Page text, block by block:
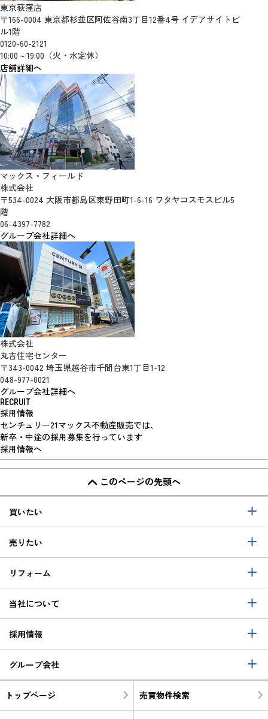
東京荻窪店
〒166-0004 東京都杉並区阿佐谷南3丁目12番4号 イデアサイトビ
ル1階
0120-60-2121
10:00～19:00（火・水定休）
店舗詳細へ
マックス・フィールド
株式会社
〒534-0024 大阪市都島区東野田町1-6-16 ワタヤコスモスビル5
階
06-4397-7782
グループ会社詳細へ
株式会社
丸吉住宅センター
〒343-0042 埼玉県越谷市千間台東1丁目1-12
048-977-0021
グループ会社詳細へ
RECRUIT
採用情報
センチュリー21マックス不動産販売では、
新卒・中途の採用募集を行っています
採用情報へ
このページの先頭へ
買いたい
売りたい
リフォーム
当社について
採用情報
グループ会社
トップページ 売買物件検索